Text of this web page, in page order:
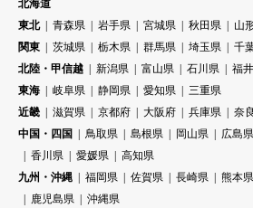
北海道
東北
青森県 岩手県 宮城県 秋田県 山
関東
茨城県 栃木県 群馬県 埼玉県 千
北陸・甲信越
新潟県 富山県 石川県 福
東海
岐阜県 静岡県 愛知県
三重県
近畿
滋賀県 京都府 大阪府 兵庫県 奈
中国・四国
鳥取県 島根県 岡山県 広島県
香川県
愛媛県
高知県
九州・沖縄
福岡県 佐賀県 長崎県 熊本県
鹿児島県
沖縄県